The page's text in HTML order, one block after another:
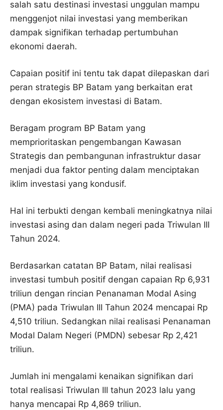
salah satu destinasi investasi unggulan mampu
menggenjot nilai investasi yang memberikan
dampak signifikan terhadap pertumbuhan
ekonomi daerah.
Capaian positif ini tentu tak dapat dilepaskan dari
peran strategis BP Batam yang berkaitan erat
dengan ekosistem investasi di Batam.
Beragam program BP Batam yang
memprioritaskan pengembangan Kawasan
Strategis dan pembangunan infrastruktur dasar
menjadi dua faktor penting dalam menciptakan
iklim investasi yang kondusif.
Hal ini terbukti dengan kembali meningkatnya nilai
investasi asing dan dalam negeri pada Triwulan III
Tahun 2024.
Berdasarkan catatan BP Batam, nilai realisasi
investasi tumbuh positif dengan capaian Rp 6,931
triliun dengan rincian Penanaman Modal Asing
(PMA) pada Triwulan III Tahun 2024 mencapai Rp
4,510 triliun. Sedangkan nilai realisasi Penanaman
Modal Dalam Negeri (PMDN) sebesar Rp 2,421
triliun.
Jumlah ini mengalami kenaikan signifikan dari
total realisasi Triwulan III tahun 2023 lalu yang
hanya mencapai Rp 4,869 triliun.